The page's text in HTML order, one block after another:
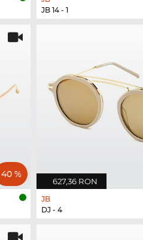
JB 14 - 1
40 %
627,36 RON
JB
DJ - 4